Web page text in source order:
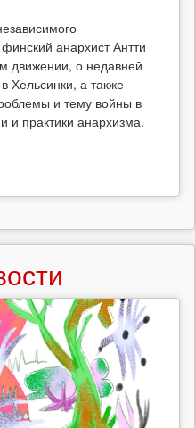
анархист Антти
движении, о недавней
Хельсинки, а также
и тему войны в
и практики анархизма.